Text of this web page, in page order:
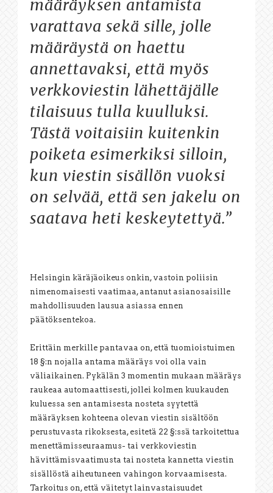
määräyksen antamista
varattava sekä sille, jolle
määräystä on haettu
annettavaksi, että myös
verkkoviestin lähettäjälle
tilaisuus tulla kuulluksi.
Tästä voitaisiin kuitenkin
poiketa esimerkiksi silloin,
kun viestin sisällön vuoksi
on selvää, että sen jakelu on
saatava heti keskeytettyä.”
Helsingin käräjäoikeus onkin, vastoin poliisin
nimenomaisesti vaatimaa, antanut asianosaisille
mahdollisuuden lausua asiassa ennen
päätöksentekoa.
Erittäin merkille pantavaa on, että tuomioistuimen
18 §:n nojalla antama määräys voi olla vain
väliaikainen. Pykälän 3 momentin mukaan määräys
raukeaa automaattisesti, jollei kolmen kuukauden
kuluessa sen antamisesta nosteta syytettä
määräyksen kohteena olevan viestin sisältöön
perustuvasta rikoksesta, esitetä 22 §:ssä tarkoitettua
menettämisseuraamus- tai verkkoviestin
hävittämisvaatimusta tai nosteta kannetta viestin
sisällöstä aiheutuneen vahingon korvaamisesta.
Tarkoitus on, että väitetyt lainvastaisuudet